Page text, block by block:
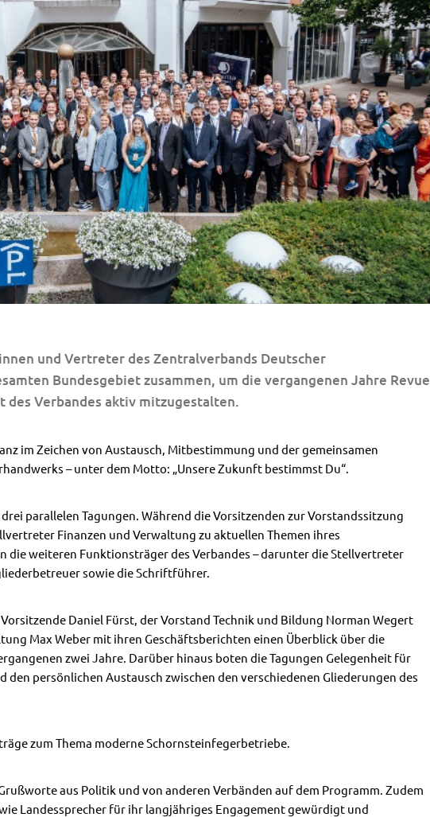
und Vertreter des Zentralverbands Deutscher
Bundesgebiet zusammen, um die vergangenen Jahre Revue
des Verbandes aktiv mitzugestalten.
im Zeichen von Austausch, Mitbestimmung und der gemeinsamen
– unter dem Motto: „Unsere Zukunft bestimmst Du“.
parallelen Tagungen. Während die Vorsitzenden zur Vorstandssitzung
Finanzen und Verwaltung zu aktuellen Themen ihres
die weiteren Funktionsträger des Verbandes – darunter die Stellvertreter
sowie die Schriftführer.
Daniel Fürst, der Vorstand Technik und Bildung Norman Wegert
Max Weber mit ihren Geschäftsberichten einen Überblick über die
zwei Jahre. Darüber hinaus boten die Tagungen Gelegenheit für
den persönlichen Austausch zwischen den verschiedenen Gliederungen des
zum Thema moderne Schornsteinfegerbetriebe.
aus Politik und von anderen Verbänden auf dem Programm. Zudem
Landessprecher für ihr langjähriges Engagement gewürdigt und